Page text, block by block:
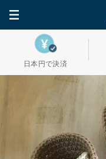
日本円で決済